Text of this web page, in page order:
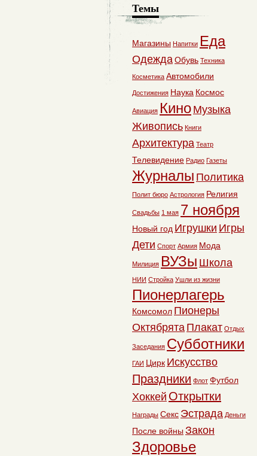
Темы
Магазины Напитки Еда
ОдеждаОбувь Техника
Косметика Автомобили
Достижения Наука Космос
Авиация Кино Музыка
Живопись Книги
Архитектура Театр
Телевидение Радио Газеты
Журналы Политика
Полит бюро Астрология Религия
Свадьбы 1 мая 7 ноября
Новый год Игрушки Игры
Дети Спорт Армия Мода
Милиция ВУЗы Школа
НИИ Стройка Ушли из жизни
Пионерлагерь
Комсомол Пионеры
Октябрята Плакат Отдых
Заседания Субботники
ГАИ Цирк Искусство
Праздники Флот Футбол
Хоккей Открытки
Награды Секс Эстрада Деньги
После войны Закон
Здоровье